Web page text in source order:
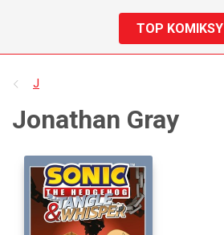
TOP KOMIKSY
J
Jonathan Gray